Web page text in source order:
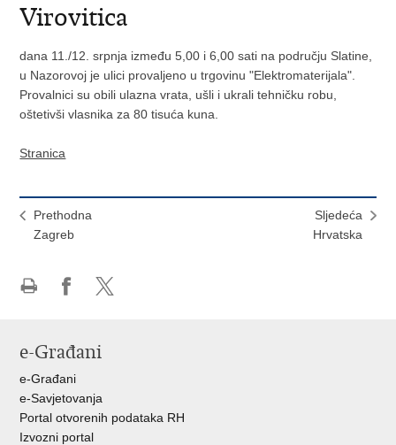
Virovitica
dana 11./12. srpnja između 5,00 i 6,00 sati na području Slatine,
u Nazorovoj je ulici provaljeno u trgovinu "Elektromaterijala".
Provalnici su obili ulazna vrata, ušli i ukrali tehničku robu,
oštetivši vlasnika za 80 tisuća kuna.
Stranica
Prethodna
Zagreb
Sljedeća
Hrvatska
Facebooku
X-
e-Građani
e-Građani
e-Savjetovanja
Portal otvorenih podataka RH
Izvozni portal